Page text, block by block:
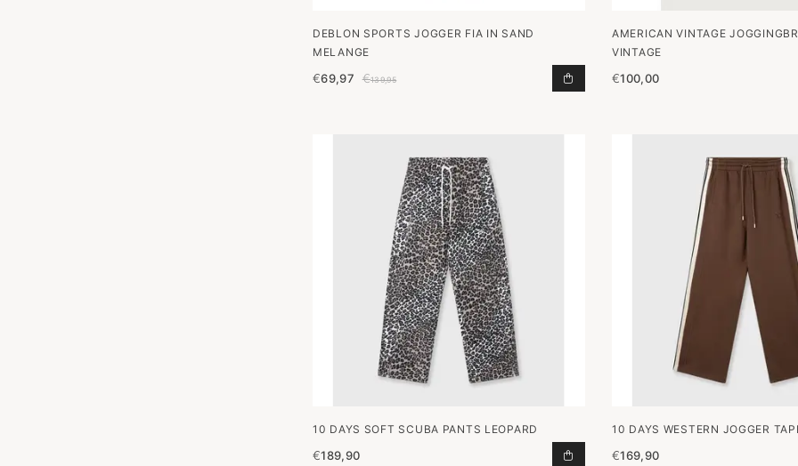
DEBLON SPORTS JOGGER FIA IN SAND
MELANGE
€69,97 €139,95 JOGGER FIA IN SAND MELANGE
AMERICAN VINTAGE
VINTAGE
€100,00
10 DAYS SOFT SCUBA PANTS LEOPARD
€189,90 SOFT SCUBA PANTS LEOPARD
10 DAYS WESTERN JOGGER
€169,90